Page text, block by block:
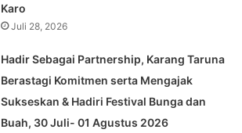
Karo
Juli 28, 2026
Hadir Sebagai Partnership, Karang Taruna
Berastagi Komitmen serta Mengajak
Sukseskan & Hadiri Festival Bunga dan
Buah, 30 Juli- 01 Agustus 2026